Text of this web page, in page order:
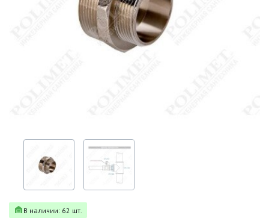
В наличии: 62 шт.